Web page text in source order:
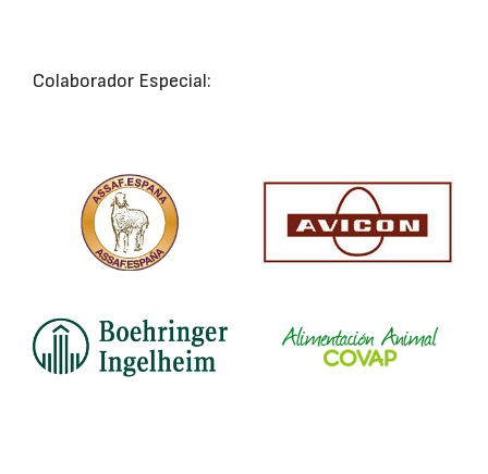
Colaborador Especial: